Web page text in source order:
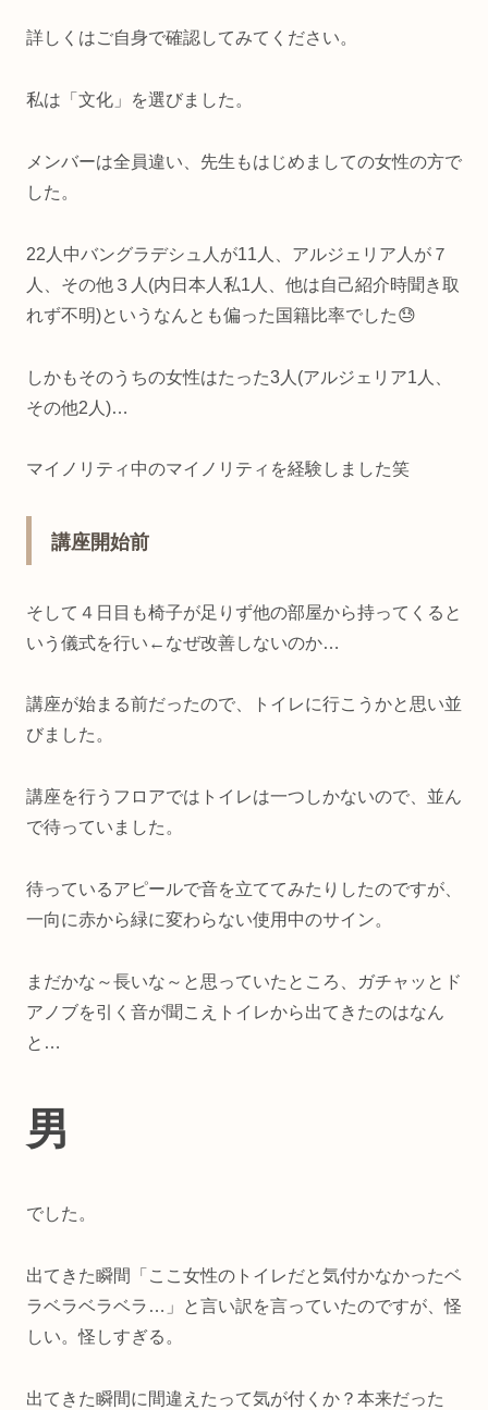
詳しくはご自身で確認してみてください。
私は「文化」を選びました。
メンバーは全員違い、先生もはじめましての女性の方で
した。
22人中バングラデシュ人が11人、アルジェリア人が７
人、その他３人(内日本人私1人、他は自己紹介時聞き取
れず不明)というなんとも偏った国籍比率でした😓
しかもそのうちの女性はたった3人(アルジェリア1人、
その他2人)…
マイノリティ中のマイノリティを経験しました笑
講座開始前
そして４日目も椅子が足りず他の部屋から持ってくると
いう儀式を行い←なぜ改善しないのか…
講座が始まる前だったので、トイレに行こうかと思い並
びました。
講座を行うフロアではトイレは一つしかないので、並ん
で待っていました。
待っているアピールで音を立ててみたりしたのですが、
一向に赤から緑に変わらない使用中のサイン。
まだかな～長いな～と思っていたところ、ガチャッとド
アノブを引く音が聞こえトイレから出てきたのはなん
と…
男
でした。
出てきた瞬間「ここ女性のトイレだと気付かなかったベ
ラベラベラベラ…」と言い訳を言っていたのですが、怪
しい。怪しすぎる。
出てきた瞬間に間違えたって気が付くか？本来だった